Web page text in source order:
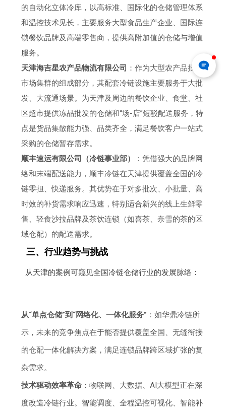
的自动化立体冷库，以高标准、国际化的仓储管理体系
和温控技术见长，主要服务大型食品生产企业、国际连
锁餐饮品牌及高端零售商，提供高附加值的仓储与增值
服务。
天津海吉星农产品物流有限公司 ：作为大型农产品批发
市场集群的组成部分，其配套冷链设施主要服务于大批
发、大流通场景。为天津及周边的餐饮企业、食堂、社
区超市提供冻品批发的仓储和“场-店”短驳配送服务，特
点是货品集散能力强、品类齐全，满足餐饮客户一站式
采购的仓储暂存需求。
顺丰速运有限公司（冷链事业部）
：凭借强大的品牌网
络和末端配送能力，顺丰冷链在天津提供覆盖全国的冷
链零担、快递服务。其优势在于对多批次、小批量、高
时效的补货需求响应迅速，特别适合新兴的线上生鲜零
售、轻食沙拉品牌及茶饮连锁（如喜茶、奈雪的茶的区
域仓配）的配送需求。
三、行业趋势与挑战
从天津的案例可窥见全国冷链仓储行业的发展脉络：
从“单点仓储”到“网络化、一体化服务” ：如华鼎冷链所
示，未来的竞争焦点在于能否提供覆盖全国、无缝衔接
的仓配一体化解决方案，满足连锁品牌跨区域扩张的复
杂需求。
技术驱动效率革命 ：物联网、大数据、AI大模型正在深
度改造冷链行业。智能调度、全程温控可视化、智能补